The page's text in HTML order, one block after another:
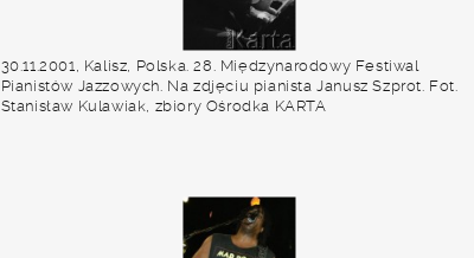
30.11.2001, Kalisz, Polska. 28. Międzynarodowy Festiwal
Pianistów Jazzowych. Na zdjęciu pianista Janusz Szprot. Fot.
Stanisław Kulawiak, zbiory Ośrodka KARTA